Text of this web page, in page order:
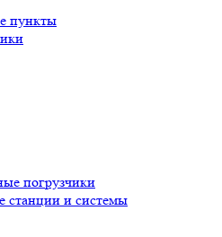
пункты
погрузчики
станции и системы